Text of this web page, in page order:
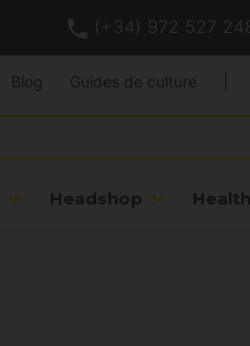
(+34) 972 527
Headshop
Blog Guides de culture